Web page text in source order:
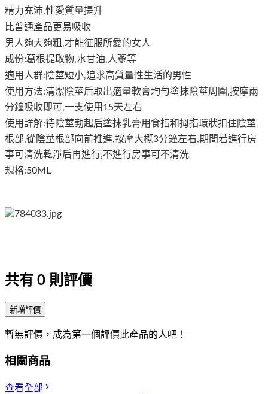
精力充沛,性愛質量提升
比普通產品更易吸收
男人夠大夠粗,才能征服所愛的女人
成份:葛根提取物,水甘油,人蔘等
適用人群:陰莖短小,追求高質量性生活的男性
使用方法:清潔陰莖后取出適量軟膏均勻塗抹陰莖周圍,按摩兩
分鐘吸收即可,一支使用15天左右
使用詳解:待陰莖勃起后塗抹乳膏用食指和拇指環狀扣住陰莖
根部,從陰莖根部向前推進,按摩大概3分鐘左右,期間若進行房
事可清洗乾淨后再進行,不進行房事可不清洗
規格:50ML
共有 0 則評價
新增評價
暫無評價，成為第一個評價此產品的人吧！
相關商品
查看全部